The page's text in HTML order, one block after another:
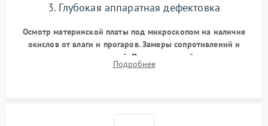
3. Глубокая аппаратная дефектовка
Осмотр материнской платы под микроскопом на наличие
окислов от влаги и прогаров. Замеры сопротивлений и
дежурных напряжений. Проверка цепей питания,
мультиконтроллера, процессора и видеочипа.
Подробнее